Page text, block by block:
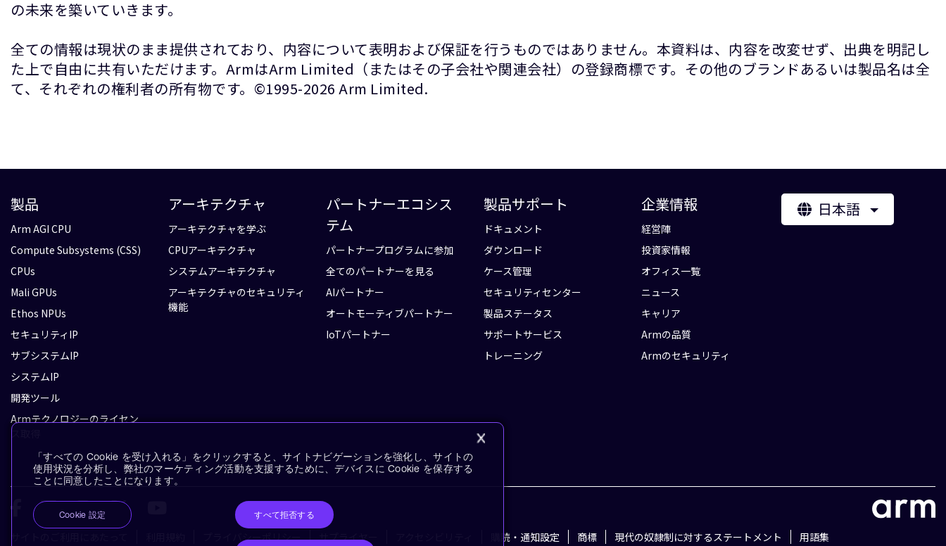
の未来を築いていきます。
全ての情報は現状のまま提供されており、内容について表明および保証を行うものではありません。本資料は、内容を改変せず、出典を明記し
た上で自由に共有いただけます。ArmはArm Limited（またはその子会社や関連会社）の登録商標です。その他のブランドあるいは製品名は全
て、それぞれの権利者の所有物です。©1995-2026 Arm Limited.
製品
Arm AGI CPU
Compute Subsystems (CSS)
CPUs
Mali GPUs
Ethos NPUs
セキュリティIP
サブシステムIP
システムIP
開発ツール
Armテクノロジーのライセン
アーキテクチャ
アーキテクチャを学ぶ
CPUアーキテクチャ
システムアーキテクチャ
アーキテクチャのセキュリティ
機能
パートナーエコシス
テム
パートナープログラムに参加
全てのパートナーを見る
AIパートナー
オートモーティブパートナー
IoTパートナー
製品サポート
ドキュメント
ダウンロード
ケース管理
セキュリティセンター
製品ステータス
サポートサービス
トレーニング
企業情報
経営陣
投資家情報
オフィス一覧
ニュース
キャリア
Armの品質
Armのセキュリティ
日本語
プライバシーポリシー サプライヤー 購読・通知設定 商標 現代の奴隷制に対するステートメント 用語集
「すべての Cookie を受け入れる」をクリックすると、サイトナビゲーションを強化し、サイトの
使用状況を分析し、弊社のマーケティング活動を支援するために、デバイスに Cookie を保存する
ことに同意したことになります。
すべて拒否する
Cookie 設定